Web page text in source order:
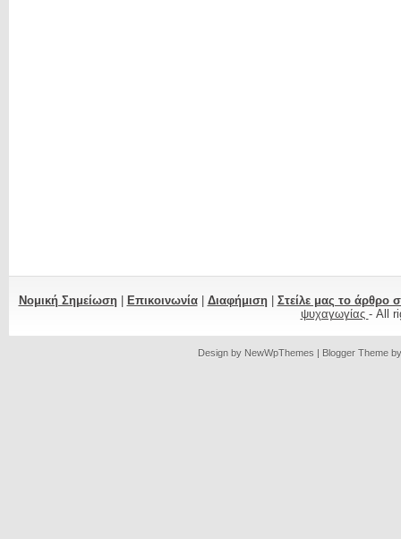
Νομική Σημείωση| Επικοινωνία| Διαφήμιση| Στείλε μας το άρθρο
ψυχαγωγίας - All
Design by NewWpThemes | Blogger Theme